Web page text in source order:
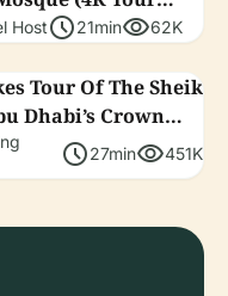
Hostschedule21minvisibility62K
Tour Of The Sheik
Dhabi’s Crown
schedule27minvisibility451K